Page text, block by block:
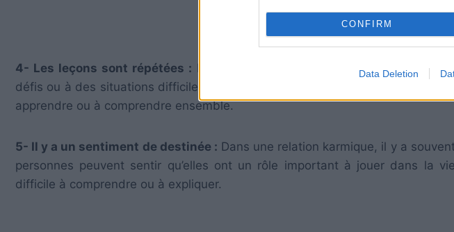
CONFIRM
Data Deletion
4- Les leçons sont répétées : Dans une relation karmique, les deux
défis ou à des situations difficiles qui se répètent. Cela peut être un signe
apprendre ou à comprendre ensemble.
5- Il y a un sentiment de destinée : Dans une relation karmique, il y a
personnes peuvent sentir qu’elles ont un rôle important à jouer dans la
difficile à comprendre ou à expliquer.